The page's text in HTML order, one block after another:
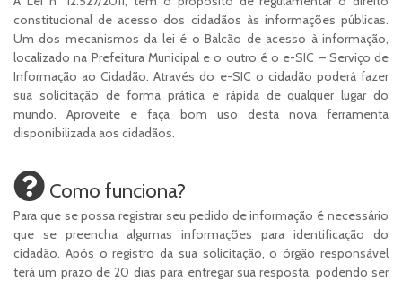
constitucional de acesso dos cidadãos às informações públicas.
Um dos mecanismos da lei é o Balcão de acesso à informação,
localizado na Prefeitura Municipal e o outro é o e-SIC – Serviço de
Informação ao Cidadão. Através do e-SIC o cidadão poderá fazer
sua solicitação de forma prática e rápida de qualquer lugar do
mundo. Aproveite e faça bom uso desta nova ferramenta
disponibilizada aos cidadãos.
Como funciona?
Para que se possa registrar seu pedido de informação é necessário
que se preencha algumas informações para identificação do
cidadão. Após o registro da sua solicitação, o órgão responsável
terá um prazo de 20 dias para entregar sua resposta, podendo ser